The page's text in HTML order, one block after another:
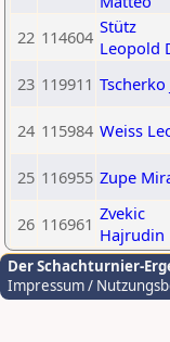
22 114604 Stütz
Leopold
23 119911 Tscherko
24 115984 Weiss
25 116955 Zupe
26 116961 Zvekic
Hajrudin
Der Schachturnier-
Impressum /